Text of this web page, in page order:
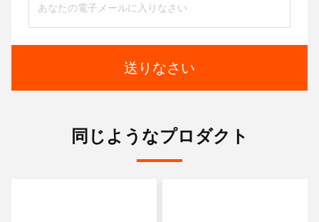
送りなさい
同じようなプロダクト